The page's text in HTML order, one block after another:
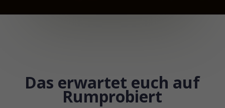
Das erwartet euch auf
Rumprobiert